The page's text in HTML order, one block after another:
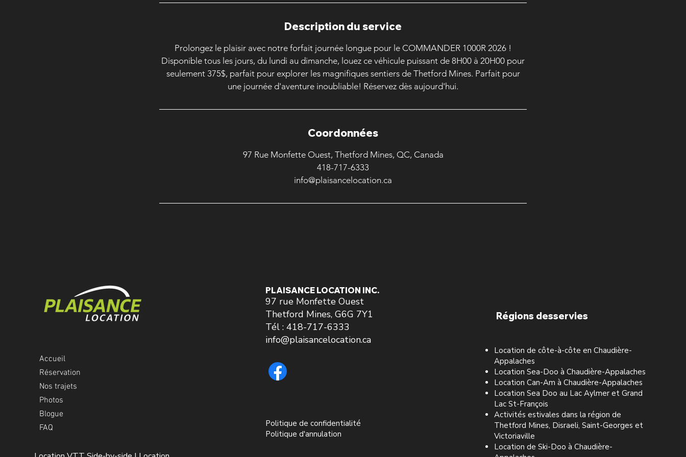
Description du service
Prolongez le plaisir avec notre forfait journée longue pour le COMMANDER 1000R 2026 !
Disponible tous les jours, du lundi au dimanche, louez ce véhicule puissant de 8H00 à 20H00 pour
seulement 375$, parfait pour explorer les magnifiques sentiers de Thetford Mines. Parfait pour
une journée d'aventure inoubliable! Réservez dès aujourd'hui.
Coordonnées
97 Rue Monfette Ouest, Thetford Mines, QC, Canada
418-717-6333
info@plaisancelocation.ca
Accueil
Réservation
Nos trajets
Photos
Blogue
FAQ
PLAISANCE LOCATION INC.
97 rue Monfette Ouest
Thetford Mines, G6G 7Y1
Tél : 418-717-6333
info@plaisancelocation.ca
Politique de confidentialité
Politique d'annulation
Régions desservies
Location de côte-à-côte en Chaudière-
Appalaches
Location Sea-Doo à Chaudière-Appalaches
Location Can-Am à Chaudière-Appalaches
Location Sea Doo au Lac Aylmer et Grand
Lac St-François
Activités estivales dans la région de
Thetford Mines, Disraeli, Saint-Georges et
Victoriaville
Location de Ski-Doo à Chaudière-